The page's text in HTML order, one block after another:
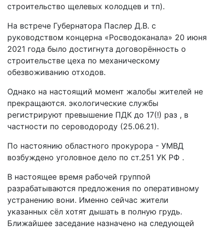
строительство щелевых колодцев и тп).
На встрече Губернатора Паслер Д.В. с
руководством концерна «Росводоканала» 20 июня
2021 года было достигнута договорённость о
строительстве цеха по механическому
обезвоживанию отходов.
Однако на настоящий момент жалобы жителей не
прекращаются. экологические службы
регистрируют превышение ПДК до 17(!) раз , в
частности по сероводороду (25.06.21).
По настоянию областного прокурора - УМВД
возбуждено уголовное дело по ст.251 УК РФ .
В настоящее время рабочей группой
разрабатываются предложения по оперативному
устранению вони. Именно сейчас жители
указанных сёл хотят дышать в полную грудь.
Ближайшее заседание назначено на следующей